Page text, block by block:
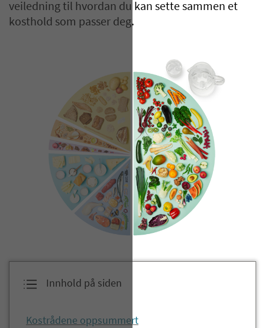
veiledning til hvordan du kan sette sammen et
kosthold som passer deg.
Innhold på siden
Kostrådene oppsummert